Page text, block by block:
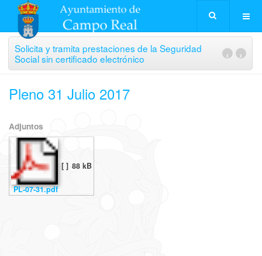
Solicita y tramita prestaciones de la Seguridad
Social sin certificado electrónico
›
‹
Pleno 31 Julio 2017
Adjuntos
PL-07-31.pdf
[ ] 88 kB